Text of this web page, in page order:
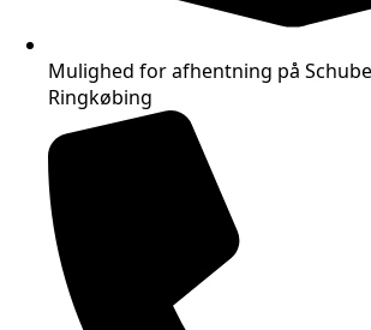
Mulighed for afhentning på
Ringkøbing